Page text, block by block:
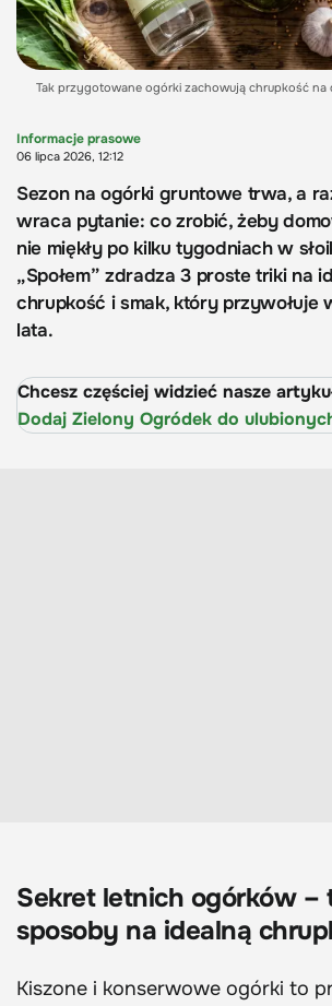
Tak przygotowane ogórki zachowują chrupkość na
Informacje prasowe
06 lipca 2026, 12:12
Sezon na ogórki gruntowe trwa, a
wraca pytanie: co zrobić, żeby
nie miękły po kilku tygodniach w
„Społem” zdradza 3 proste triki na
chrupkość i smak, który przywołuje
lata.
Chcesz częściej widzieć nasze
Dodaj Zielony Ogródek do
Sekret letnich ogórków –
sposoby na idealną
Kiszone i konserwowe ogórki to